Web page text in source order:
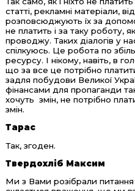
статті, рекламні матеріали,
розповсюджують їх за
не платить і за таку роботу,
проводжу. Таких діалогів у
спілкуюсь. Це робота по
ресурсу. І нікому, навіть, в
що за все це потрібно
задля побудови Великої
фінансами для пропаганди
хочуть змін, не потрібно
змін.
Тарас
Так, згоден.
Твердохліб Максим
Ми з Вами розібрали